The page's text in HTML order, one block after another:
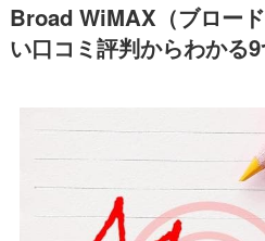
Broad WiMAX（ブロー
い口コミ評判からわかる